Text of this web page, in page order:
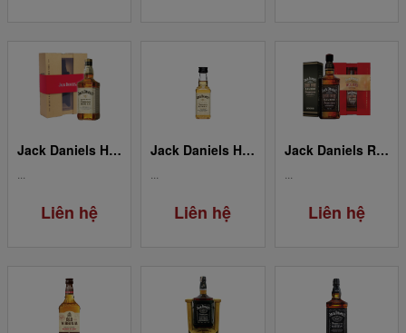
Jack Daniels Honey
Liên hệ
Jack Daniels Honey 0.05L
Liên hệ
Jack Daniels Red Dog Saloon
Liên hệ